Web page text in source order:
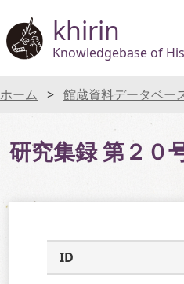
khirin
Knowledgebase of
ホーム 館蔵資料データベー
研究集録 第２０
ID